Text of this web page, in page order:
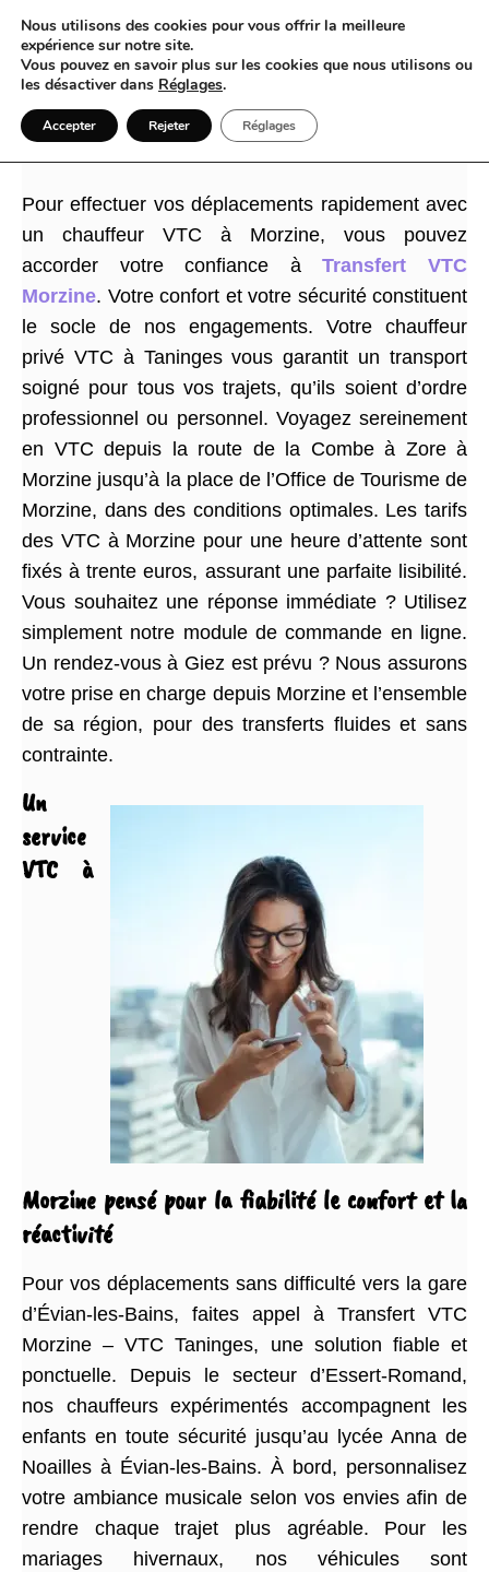
Quand le VTC à Morzine devient le choix naturel
Pour effectuer vos déplacements rapidement avec
un chauffeur VTC à Morzine, vous pouvez
accorder votre confiance àTransfert VTC
Morzine. Votre confort et votre sécurité constituent
le socle de nos engagements. Votre chauffeur
privé VTC à Taninges vous garantit un transport
soigné pour tous vos trajets, qu’ils soient d’ordre
professionnel ou personnel. Voyagez sereinement
en VTC depuis la route de la Combe à Zore à
Morzine jusqu’à la place de l’Office de Tourisme de
Morzine, dans des conditions optimales. Les tarifs
des VTC à Morzine pour une heure d’attente sont
fixés à trente euros, assurant une parfaite lisibilité.
Vous souhaitez une réponse immédiate ? Utilisez
simplement notre module de commande en ligne.
Un rendez-vous à Giez est prévu ? Nous assurons
votre prise en charge depuis Morzine et l’ensemble
de sa région, pour des transferts fluides et sans
contrainte.
Un
service
VTC à
Morzine pensé pour la fiabilité le confort et la
réactivité
Pour vos déplacements sans difficulté vers la gare
d’Évian-les-Bains, faites appel à Transfert VTC
Morzine – VTC Taninges, une solution fiable et
ponctuelle. Depuis le secteur d’Essert-Romand,
nos chauffeurs expérimentés accompagnent les
enfants en toute sécurité jusqu’au lycée Anna de
Noailles à Évian-les-Bains. À bord, personnalisez
votre ambiance musicale selon vos envies afin de
rendre chaque trajet plus agréable. Pour les
mariages hivernaux, nos véhicules sont
Nous utilisons des cookies pour vous offrir la meilleure
expérience sur notre site.
Vous pouvez en savoir plus sur les cookies que nous utilisons ou
les désactiver dans Réglages.
Accepter Rejeter Réglages